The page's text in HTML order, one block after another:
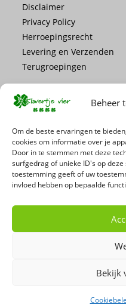
Beheer
Om de beste ervaringen te
cookies om informatie over je
Door in te stemmen met deze
surfgedrag of unieke ID's op
toestemming geeft of uw
invloed hebben op bepaalde
Bekijk
Disclaimer
Privacy Policy
Herroepingsrecht
Levering en Verzenden
Terugroepingen
Mis geen enkele
Schrijf je in voor onze
Copyright